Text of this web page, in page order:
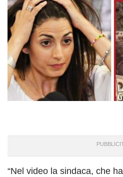
“Nel video la sindaca, che